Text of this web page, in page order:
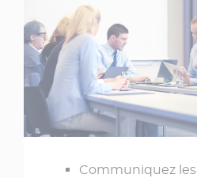
Communiquez les